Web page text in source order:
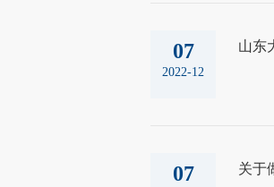
07
2022-12
山东
07 关于